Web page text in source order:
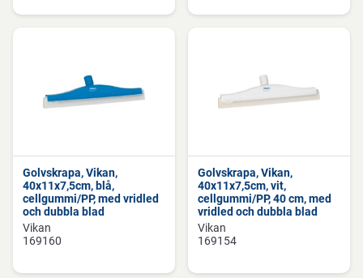
Golvskrapa, Vikan,
40x11x7,5cm, blå,
cellgummi/PP, med vridled
och dubbla blad
Vikan
169160
Golvskrapa, Vikan,
40x11x7,5cm, vit,
cellgummi/PP, 40 cm, med
vridled och dubbla blad
Vikan
169154